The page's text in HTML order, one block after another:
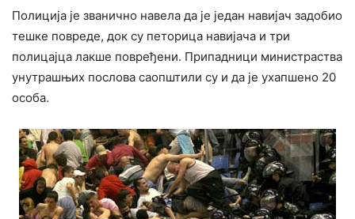
Полиција је званично навела да је један навијач задобио
тешке повреде, док су петорица навијача и три
полицајца лакше повређени. Припадници министраства
унутрашњих послова саопштили су и да је ухапшено 20
особа.